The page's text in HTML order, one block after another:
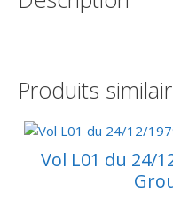
C
49
Produits
Vol L01 du 24/